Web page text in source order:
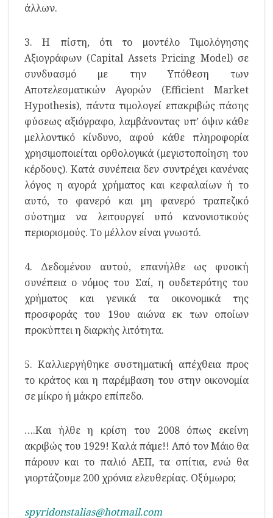
άλλων.
3. Η πίστη, ότι το μοντέλο Τιμολόγησης
Αξιογράφων (Capital Assets Pricing Model) σε
συνδυασμό με την Υπόθεση των
Αποτελεσματικών Αγορών (Efficient Market
Hypothesis), πάντα τιμολογεί επακριβώς πάσης
φύσεως αξιόγραφο, λαμβάνοντας υπ’ όψιν κάθε
μελλοντικό κίνδυνο, αφού κάθε πληροφορία
χρησιμοποιείται ορθολογικά (μεγιστοποίηση του
κέρδους). Κατά συνέπεια δεν συντρέχει κανένας
λόγος η αγορά χρήματος και κεφαλαίων ή το
αυτό, το φανερό και μη φανερό τραπεζικό
σύστημα να λειτουργεί υπό κανονιστικούς
περιορισμούς. Το μέλλον είναι γνωστό.
4. Δεδομένου αυτού, επανήλθε ως φυσική
συνέπεια ο νόμος του Σαί, η ουδετερότης του
χρήματος και γενικά τα οικονομικά της
προσφοράς του 19ου αιώνα εκ των οποίων
προκύπτει η διαρκής λιτότητα.
5. Καλλιεργήθηκε συστηματική απέχθεια προς
το κράτος και η παρέμβαση του στην οικονομία
σε μίκρο ή μάκρο επίπεδο.
….Και ήλθε η κρίση του 2008 όπως εκείνη
ακριβώς του 1929! Καλά πάμε!! Από τον Μάιο θα
πάρουν και το παλιό ΑΕΠ, τα σπίτια, ενώ θα
γιορτάζουμε 200 χρόνια ελευθερίας. Οξύμωρο;
spyridonstalias@hotmail.com